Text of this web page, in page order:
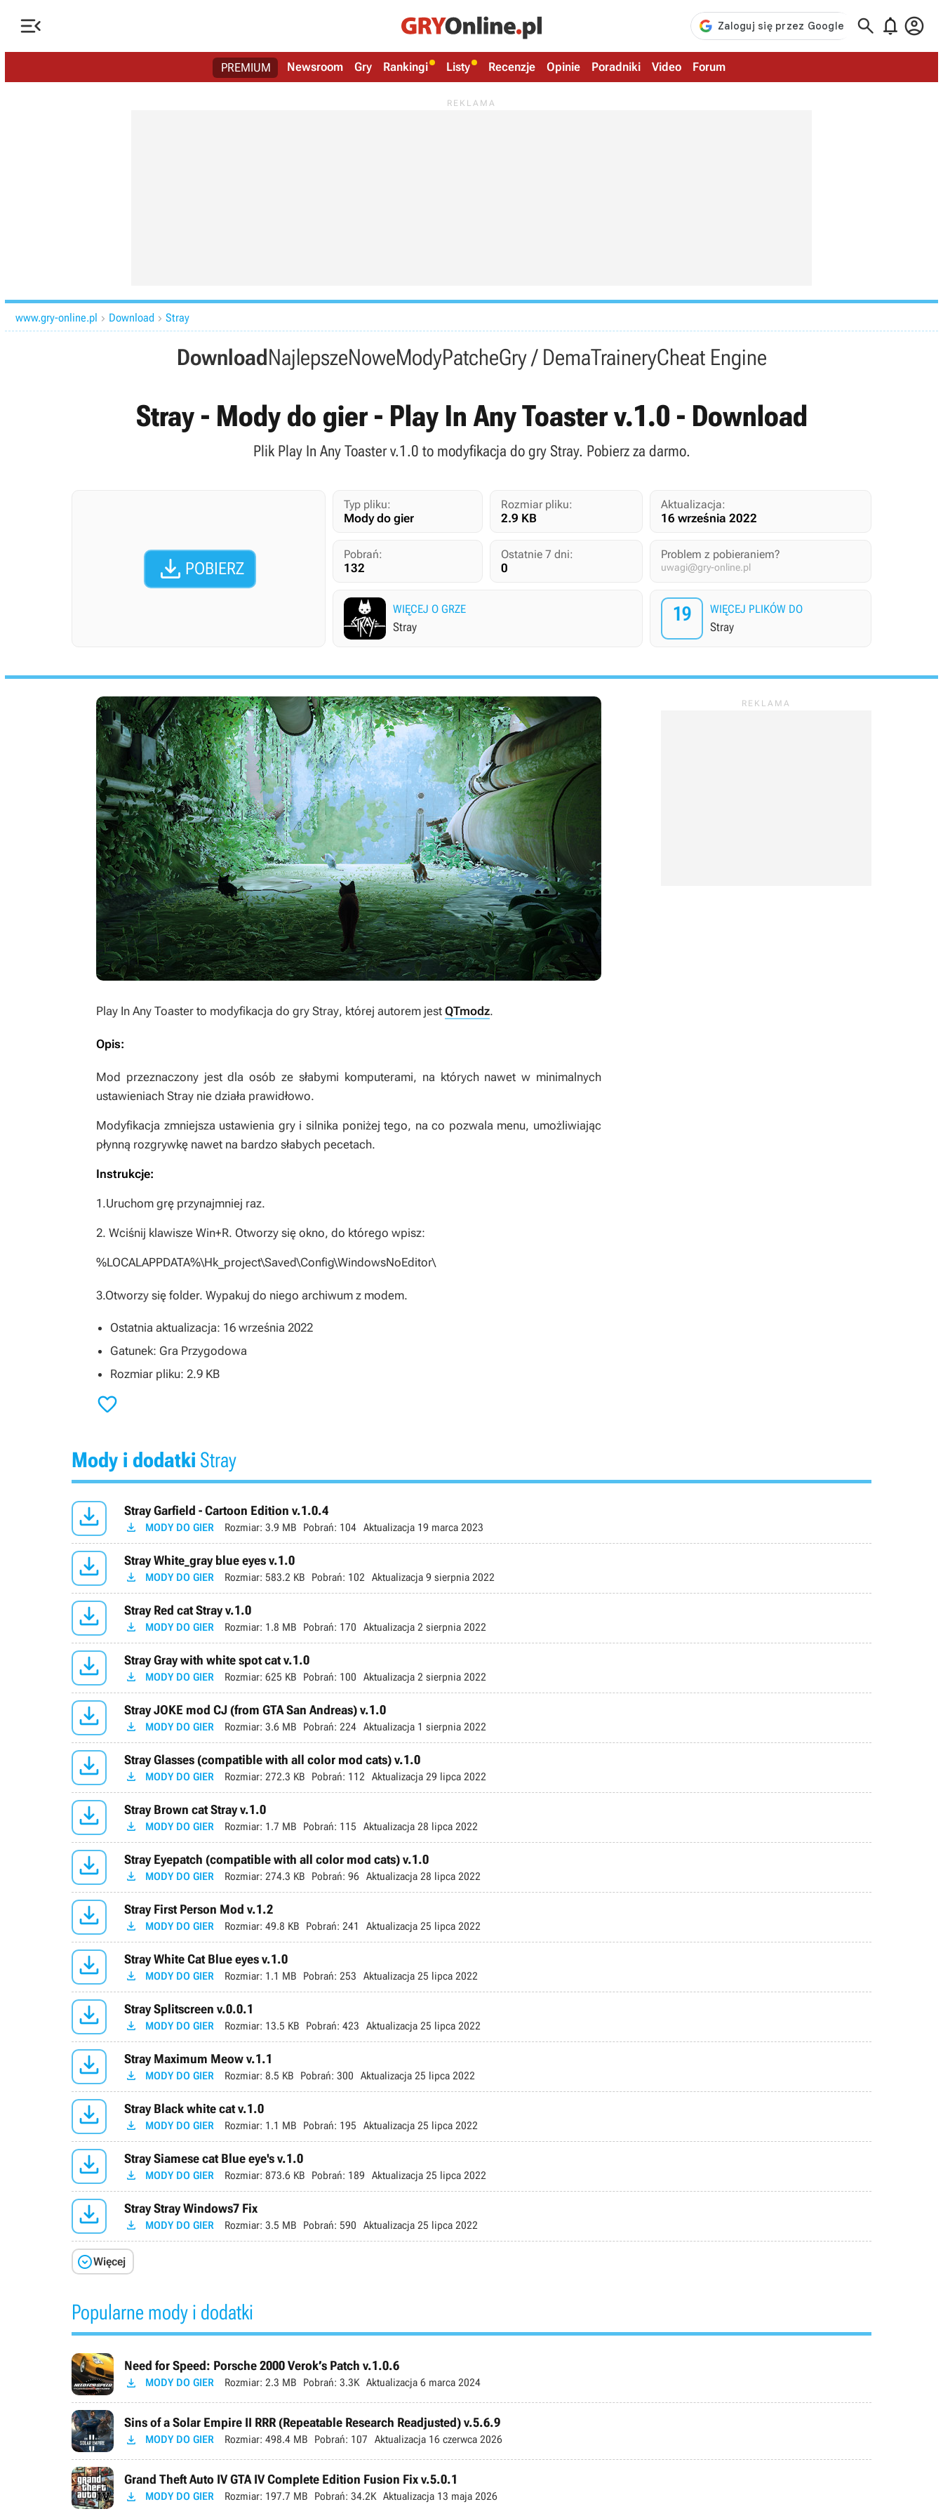
   
PREMIUM Newsroom Gry Rankingi Listy Recenzje Opinie Poradniki Video Forum
www.gry-online.pl  Download  Stray
DownloadNajlepszeNoweModyPatcheGry / DemaTraineryCheat Engine
Stray - Mody do gier - Play In Any Toaster v.1.0 - Download
Plik Play In Any Toaster v.1.0 to modyfikacja do gry Stray. Pobierz za darmo.
 POBIERZ
Typ pliku:
Mody do gier
Rozmiar pliku:
2.9 KB
Aktualizacja:
16 września 2022
Pobrań:
132
Ostatnie 7 dni:
0
Problem z pobieraniem?
uwagi@gry-online.pl
WIĘCEJ O GRZE
Stray
19 WIĘCEJ PLIKÓW DO
Stray
Play In Any Toaster to modyfikacja do gry Stray, której autorem jest QTmodz.
Opis:
Mod przeznaczony jest dla osób ze słabymi komputerami, na których nawet w minimalnych
ustawieniach Stray nie działa prawidłowo.
Modyfikacja zmniejsza ustawienia gry i silnika poniżej tego, na co pozwala menu, umożliwiając
płynną rozgrywkę nawet na bardzo słabych pecetach.
Instrukcje:
1.Uruchom grę przynajmniej raz.
2. Wciśnij klawisze Win+R. Otworzy się okno, do którego wpisz:
%LOCALAPPDATA%\Hk_project\Saved\Config\WindowsNoEditor\
3.Otworzy się folder. Wypakuj do niego archiwum z modem.
Ostatnia aktualizacja: 16 września 2022
Gatunek: Gra Przygodowa
Rozmiar pliku: 2.9 KB

Mody i dodatki Stray
 Stray Garfield - Cartoon Edition v.1.0.4
 MODY DO GIER Rozmiar: 3.9 MB Pobrań: 104 Aktualizacja 19 marca 2023
 Stray White_gray blue eyes v.1.0
 MODY DO GIER Rozmiar: 583.2 KB Pobrań: 102 Aktualizacja 9 sierpnia 2022
 Stray Red cat Stray v.1.0
 MODY DO GIER Rozmiar: 1.8 MB Pobrań: 170 Aktualizacja 2 sierpnia 2022
 Stray Gray with white spot cat v.1.0
 MODY DO GIER Rozmiar: 625 KB Pobrań: 100 Aktualizacja 2 sierpnia 2022
 Stray JOKE mod CJ (from GTA San Andreas) v.1.0
 MODY DO GIER Rozmiar: 3.6 MB Pobrań: 224 Aktualizacja 1 sierpnia 2022
 Stray Glasses (compatible with all color mod cats) v.1.0
 MODY DO GIER Rozmiar: 272.3 KB Pobrań: 112 Aktualizacja 29 lipca 2022
 Stray Brown cat Stray v.1.0
 MODY DO GIER Rozmiar: 1.7 MB Pobrań: 115 Aktualizacja 28 lipca 2022
 Stray Eyepatch (compatible with all color mod cats) v.1.0
 MODY DO GIER Rozmiar: 274.3 KB Pobrań: 96 Aktualizacja 28 lipca 2022
 Stray First Person Mod v.1.2
 MODY DO GIER Rozmiar: 49.8 KB Pobrań: 241 Aktualizacja 25 lipca 2022
 Stray White Cat Blue eyes v.1.0
 MODY DO GIER Rozmiar: 1.1 MB Pobrań: 253 Aktualizacja 25 lipca 2022
 Stray Splitscreen v.0.0.1
 MODY DO GIER Rozmiar: 13.5 KB Pobrań: 423 Aktualizacja 25 lipca 2022
 Stray Maximum Meow v.1.1
 MODY DO GIER Rozmiar: 8.5 KB Pobrań: 300 Aktualizacja 25 lipca 2022
 Stray Black white cat v.1.0
 MODY DO GIER Rozmiar: 1.1 MB Pobrań: 195 Aktualizacja 25 lipca 2022
 Stray Siamese cat Blue eye's v.1.0
 MODY DO GIER Rozmiar: 873.6 KB Pobrań: 189 Aktualizacja 25 lipca 2022
 Stray Stray Windows7 Fix
 MODY DO GIER Rozmiar: 3.5 MB Pobrań: 590 Aktualizacja 25 lipca 2022
Więcej
Popularne mody i dodatki
Need for Speed: Porsche 2000 Verok’s Patch v.1.0.6
 MODY DO GIER Rozmiar: 2.3 MB Pobrań: 3.3K Aktualizacja 6 marca 2024
Sins of a Solar Empire II RRR (Repeatable Research Readjusted) v.5.6.9
 MODY DO GIER Rozmiar: 498.4 MB Pobrań: 107 Aktualizacja 16 czerwca 2026
Grand Theft Auto IV GTA IV Complete Edition Fusion Fix v.5.0.1
 MODY DO GIER Rozmiar: 197.7 MB Pobrań: 34.2K Aktualizacja 13 maja 2026